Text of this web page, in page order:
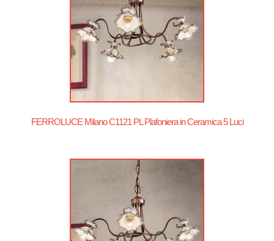
FERROLUCE Milano C1121 PL Plafoniera in Ceramica 5 Luci